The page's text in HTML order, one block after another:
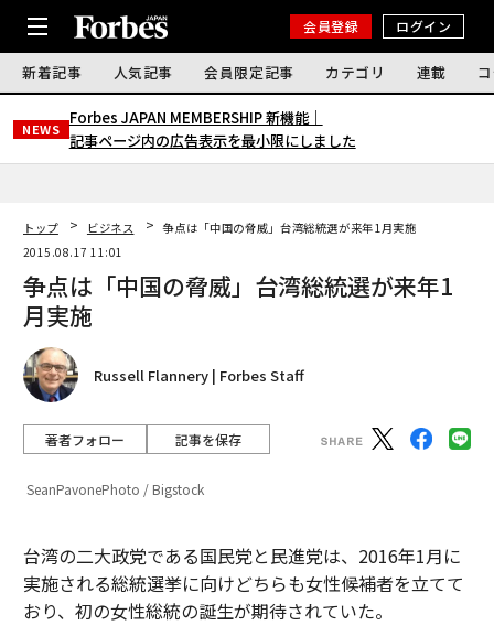
会員登録 ログイン
新着記事 人気記事 会員限定記事 カテゴリ 連載
NEWS
Forbes JAPAN MEMBERSHIP 新機能｜
記事ページ内の広告表示を最小限にしました
トップ ビジネス
争点は「中国の脅威」台湾総統選が来年1月実施
2015.08.17 11:01
争点は「中国の脅威」台湾総統選が来年1
月実施
Russell Flannery | Forbes Staff
著者フォロー 記事を保存
SeanPavonePhoto / Bigstock
台湾の二大政党である国民党と民進党は、2016年1月に
実施される総統選挙に向けどちらも女性候補者を立てて
おり、初の女性総統の誕生が期待されていた。